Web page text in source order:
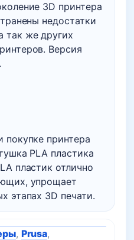
3D принтера
недостатки
так же других
Версия
покупке принтера
PLA пластика
пластик отлично
упрощает
этапах 3D печати.
, Prusa,